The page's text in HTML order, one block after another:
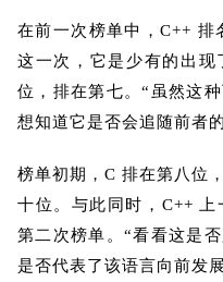
在前一次榜单中，C++ 排
这一次，它是少有的出
位，排在第七。“虽然这
想知道它是否会追随前者
榜单初期，C 排在第八位
十位。与此同时，C++
第二次榜单。“看看这是
是否代表了该语言向前发